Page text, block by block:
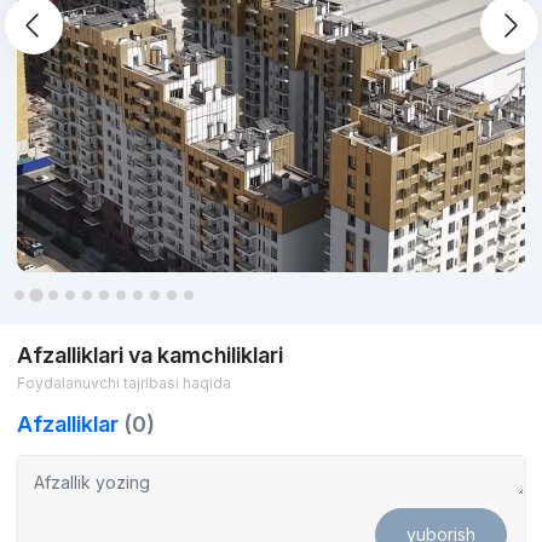
Afzalliklari va kamchiliklari
Foydalanuvchi tajribasi haqida
Afzalliklar (0)
yuborish